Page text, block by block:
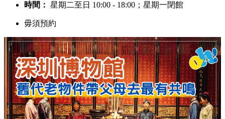
時間： 星期二至日 10:00 - 18:00；星期一閉館
毋須預約